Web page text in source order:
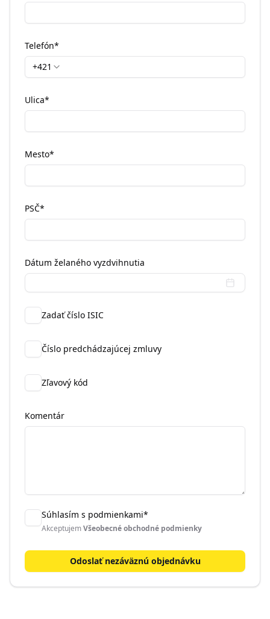
Telefón*
+421
Ulica*
Mesto*
PSČ*
Dátum želaného vyzdvihnutia
Zadať číslo ISIC
Číslo predchádzajúcej zmluvy
Zľavový kód
Komentár
Súhlasím s podmienkami*
AkceptujemVšeobecné obchodné podmienky
Odoslať nezáväznú objednávku